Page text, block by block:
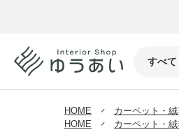
HOME カーペット・
HOME
カーペット・